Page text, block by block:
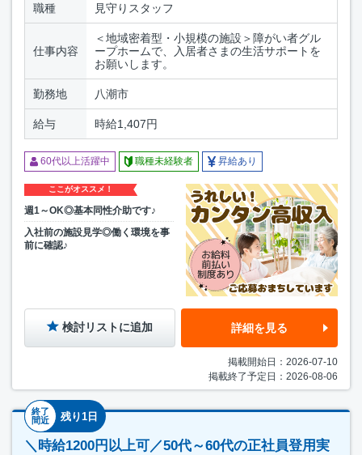
職種 見守りスタッフ
仕事内容
＜地域密着型・小規模の施設＞障がい者グル
ープホームで、入居者さまの生活サポートを
お願いします。
勤務地 八潮市
給与 時給1,407円
60代以上活躍中 職種未経験者 昇給あり
ここがオススメ！
週1～OK◎基本同性介助です♪
入社前の施設見学◎働く環境を事
前に確認♪
検討リストに追加 詳細を見る
掲載開始日：2026-07-10
掲載終了予定日：2026-08-06
終了
間近
残り1日
＼時給1200円以上可／50代～60代の正社員登用実